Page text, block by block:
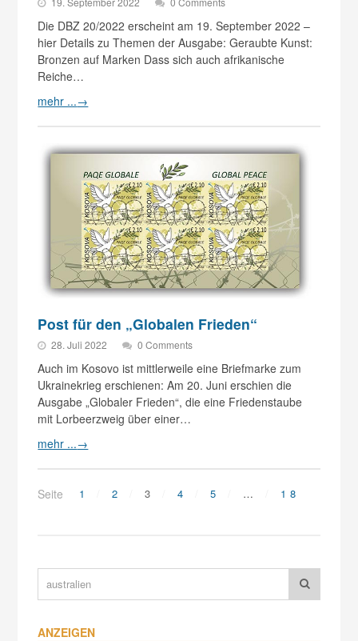
Die DBZ 20/2022 erscheint am 19. September 2022 –
hier Details zu Themen der Ausgabe: Geraubte Kunst:
Bronzen auf Marken Dass sich auch afrikanische
Reiche…
mehr ...→
Post für den „Globalen Frieden“
28. Juli 2022 0 Comments
Auch im Kosovo ist mittlerweile eine Briefmarke zum
Ukrainekrieg erschienen: Am 20. Juni erschien die
Ausgabe „Globaler Frieden“, die eine Friedenstaube
mit Lorbeerzweig über einer…
mehr ...→
Seite 1 2 3 4 5 … 18
ANZEIGEN